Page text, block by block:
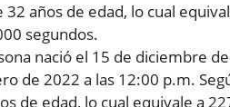
años de edad, lo cual
segundos.
nació el 15 de diciembre
de 2022 a las 12:00 p.m.
de edad, lo cual equivale a